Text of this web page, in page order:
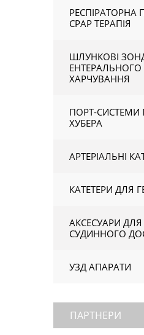
РЕСПІРАТОРНА
СPAP ТЕРАПIЯ
ШЛУНКОВІ
ЕНТЕРАЛЬНОГО
ХАРЧУВАННЯ
ПОРТ-СИСТЕМИ
ХУБЕРА
АРТЕРІАЛЬНІ
КАТЕТЕРИ ДЛЯ
АКСЕСУАРИ ДЛЯ
СУДИННОГО
УЗД АПАРАТИ
ПАРТНЕРИ